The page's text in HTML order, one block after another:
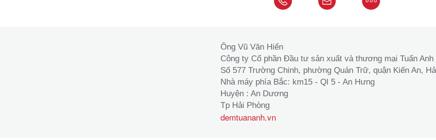
Ông Vũ Văn Hiển
Công ty Cổ phần Đầu tư sản xuất và thương mại Tuấn Anh
Số 577 Trường Chinh, phường Quán Trữ, quận Kiến An,
Nhà máy phía Bắc: km15 - Ql 5 - An Hưng
Huyện : An Dương
Tp Hải Phòng
demtuananh.vn